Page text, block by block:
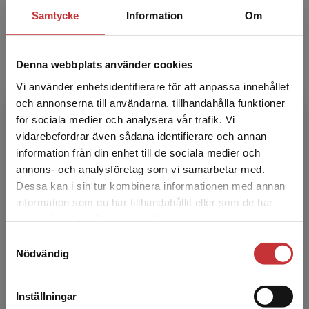
Samtycke Information Om
Denna webbplats använder cookies
Vi använder enhetsidentifierare för att anpassa innehållet
och annonserna till användarna, tillhandahålla funktioner
för sociala medier och analysera vår trafik. Vi
vidarebefordrar även sådana identifierare och annan
information från din enhet till de sociala medier och
annons- och analysföretag som vi samarbetar med.
Dessa kan i sin tur kombinera informationen med annan
information som du har tillhandahållit eller som de har
Nödvändig
Inställningar
Begränsad fraktregion
Det verkar som att du besöker
studentlitteratur.se via en enhet utanför Sverige.
Vi erbjuder inte leveranser utanför Sverige. För
att kunna slutföra ett köp måste
Christer Silfverberg
Christer Silfverberg, f.d. justitieråd i Högsta
förvaltningsdomstolen och f.d. professor i
finansrätt.